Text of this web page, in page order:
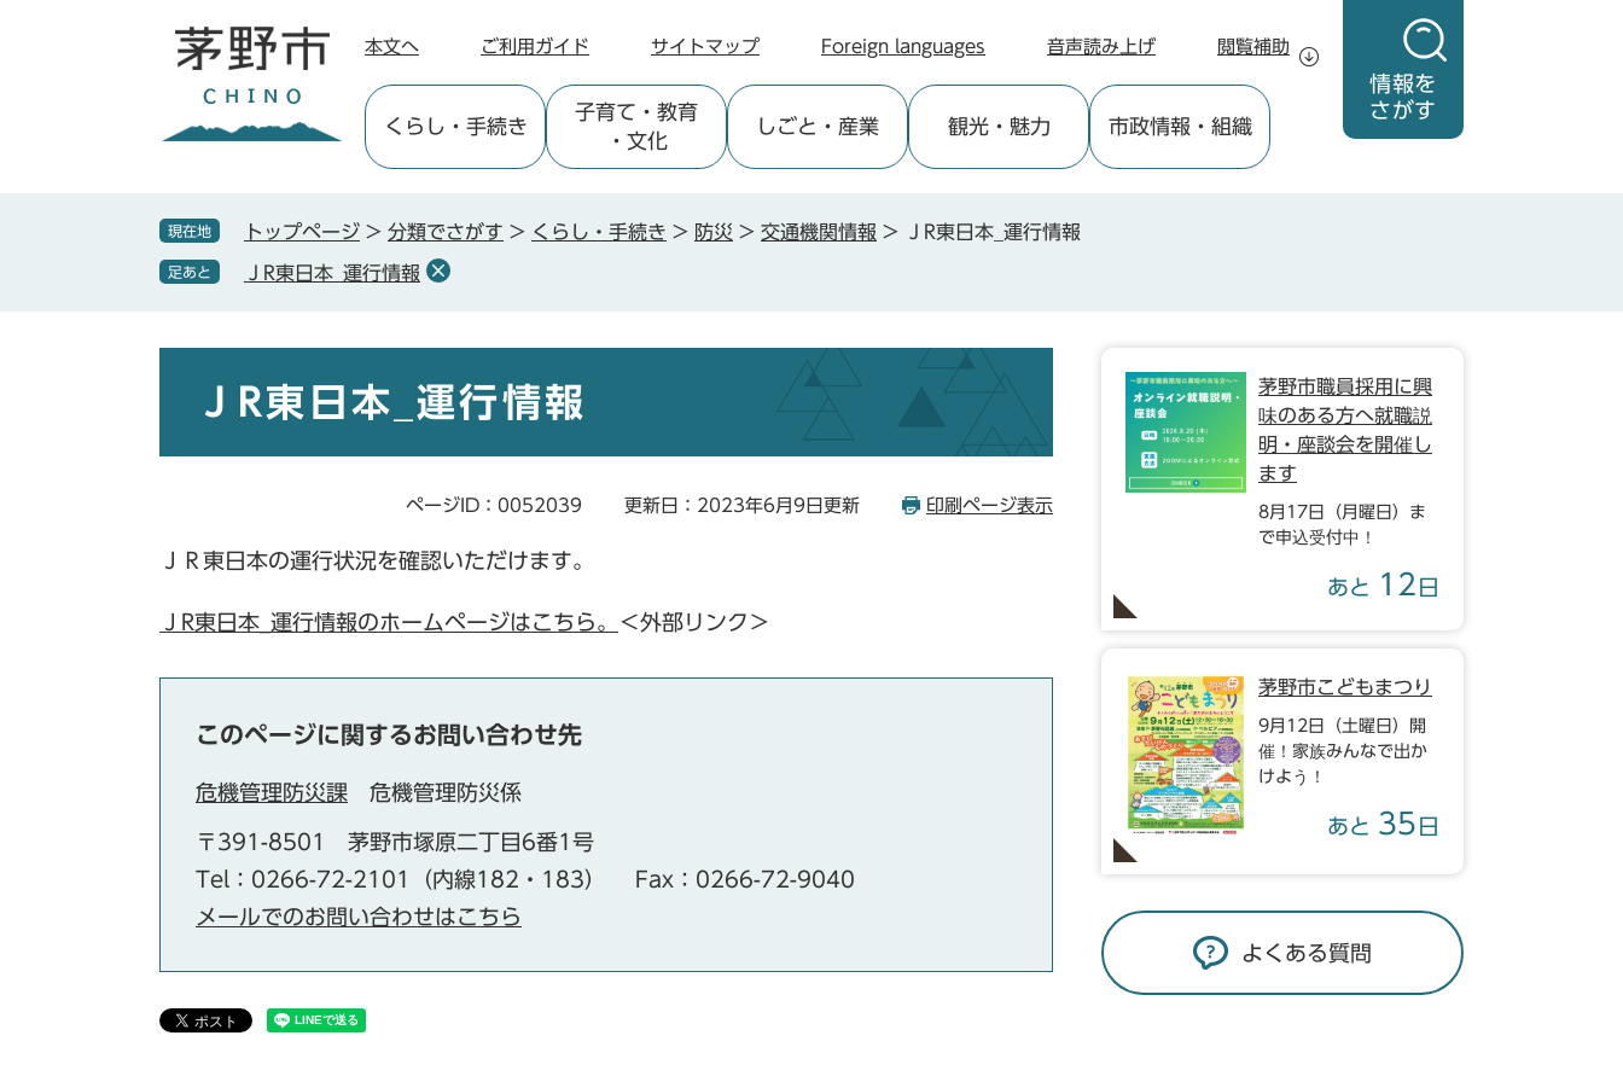
情報を
さがす
本文へ ご利用ガイド サイトマップ Foreign languages 音声読み上げ 閲覧補助
くらし ・手続き
子育て ・教育
・文化
しごと ・産業 観光・魅力 市政情報 ・組織
現在地 トップページ > 分類でさがす > くらし・手続き > 防災 > 交通機関情報 > ＪR東日本_運行情報
足あと ＪR東日本_運行情報
ＪR東日本_運行情報
ページID：0052039 更新日：2023年6月9日更新 印刷ページ表示
ＪＲ東日本の運行状況を確認いただけます。
ＪR東日本_運行情報のホームページはこちら。 ＜外部リンク＞
このページに関するお問い合わせ先
危機管理防災課 危機管理防災係
〒391-8501
茅野市塚原二丁目6番1号
Tel：0266-72-2101（内線182・183）
Fax：0266-72-9040
メールでのお問い合わせはこちら
茅野市職員採用に興
味のある方へ就職説
明・座談会を開催し
ます
8月17日（月曜日）ま
で申込受付中！
あと 12 日
茅野市こどもまつり
9月12日（土曜日）開
催！家族みんなで出か
けよう！
あと 35 日
よくある質問